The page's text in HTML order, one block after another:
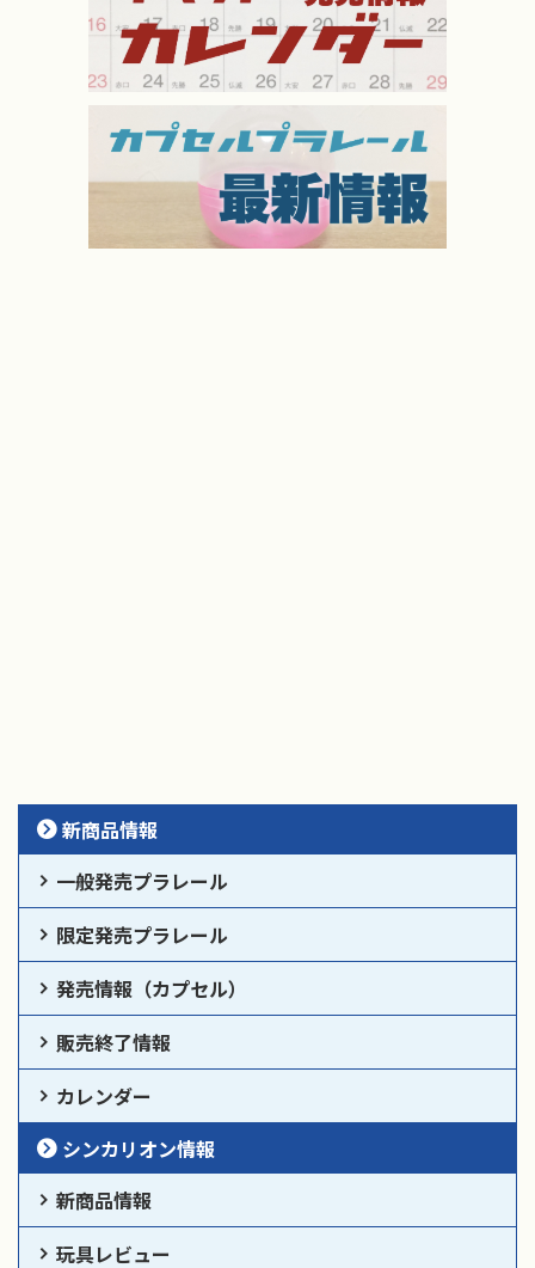
新商品情報
一般発売プラレール
限定発売プラレール
発売情報（カプセル）
販売終了情報
カレンダー
シンカリオン情報
新商品情報
玩具レビュー